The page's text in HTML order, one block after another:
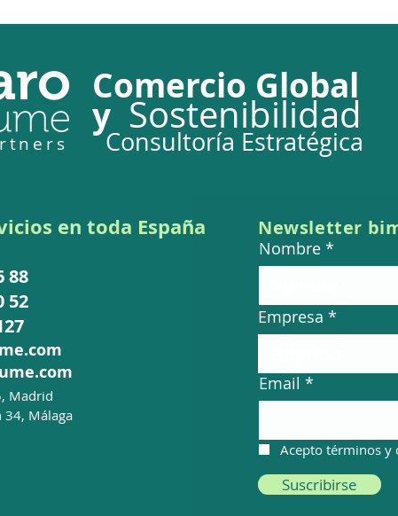
y
más
intracomunitarias
Comercio Global
y Sostenibilidad
Consultoría Estratégica
en toda España
88
52
Madrid
34, Málaga
Newsletter bi
Nombre
Empresa
Email
Acepto términos y
Suscribirse